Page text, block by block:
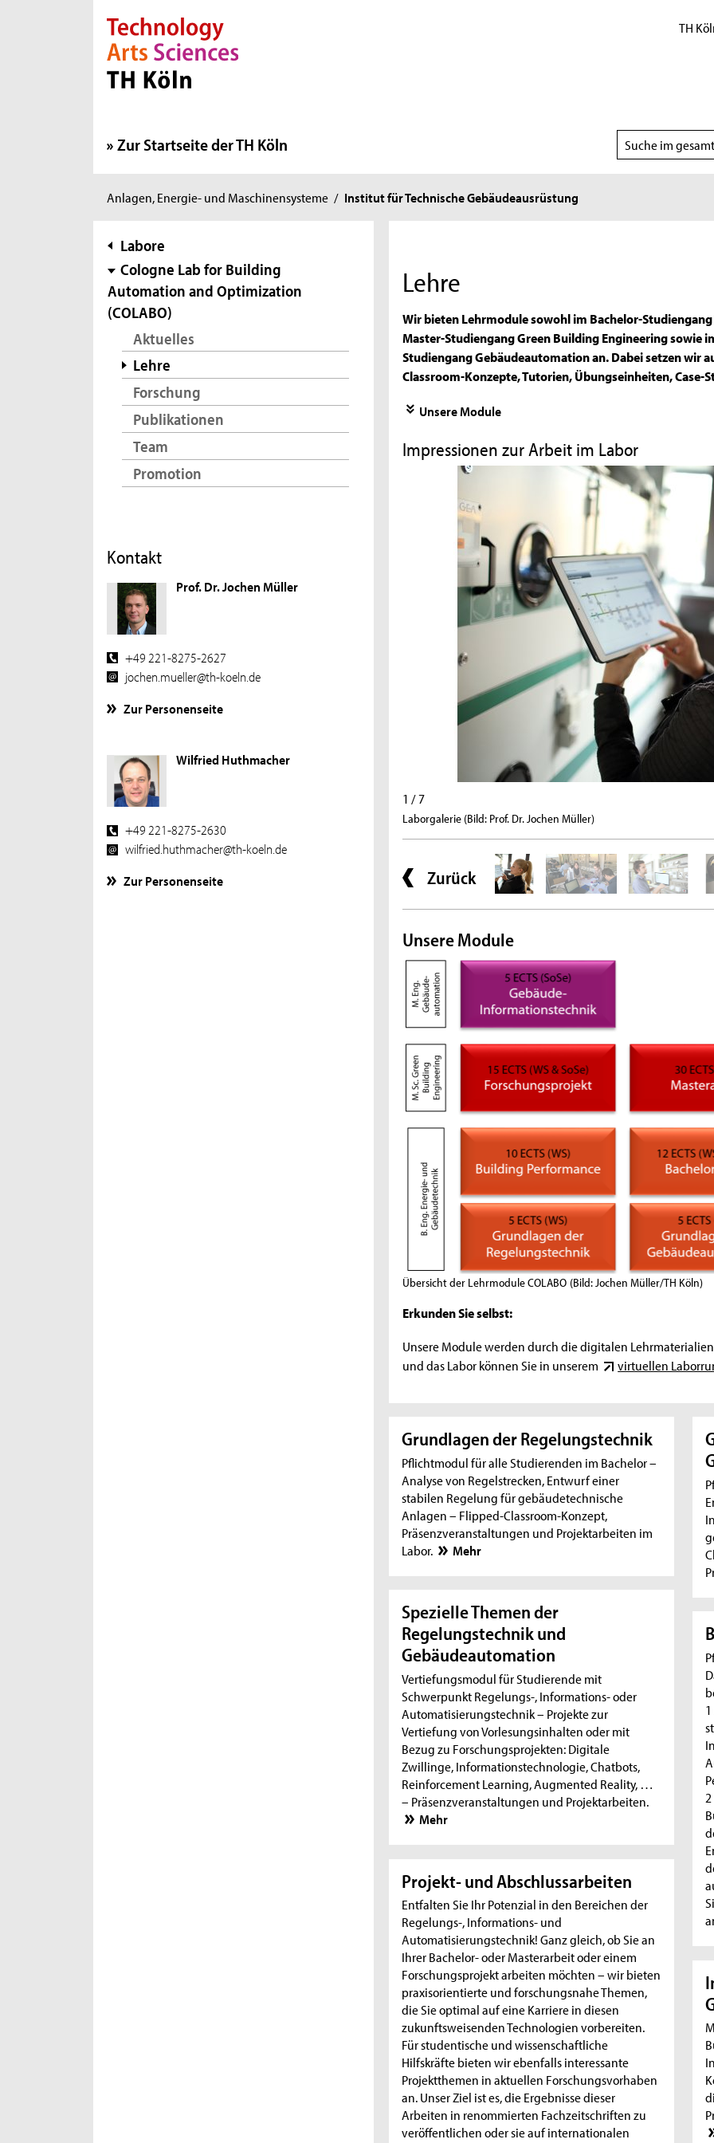
Direkt zur Hauptnavigation
Direkt zur Subnavigation
Direkt zum Inhalt
Direkt zum Fußbereich TH
Zur Startseite der TH Köln
Suchbereich
wählen
Sie
hier:
Anlagen, Energie- und Maschinensysteme / Institut für Technische Gebäudeausrüstung
Subnavigation
Labore
Cologne Lab for Building
Automation and Optimization
(COLABO)
Aktuelles
Lehre
Forschung
Publikationen
Team
Promotion
Kontakt
Prof. Dr. Jochen Müller
+49 221-8275-2627
jochen.mueller@th-koeln.de
Zur Personenseite
Wilfried Huthmacher
+49 221-8275-2630
wilfried.huthmacher@th-koeln.de
Zur Personenseite
Lehre
Wir bieten Lehrmodule sowohl im Bachelor-
Master-Studiengang Green Building Engineering sowie
Studiengang Gebäudeautomation an. Dabei setzen wir
Classroom-Konzepte, Tutorien, Übungseinheiten,
Unsere Module
Impressionen zur Arbeit im Labor
1 / 7
Laborgalerie (Bild: Prof. Dr. Jochen Müller)
Zurück
Unsere Module
Übersicht der Lehrmodule COLABO (Bild: Jochen Müller/TH Köln)
Erkunden Sie selbst:
Unsere Module werden durch die digitalen
und das Labor können Sie in unserem
virtuellen
Grundlagen der Regelungstechnik
Pflichtmodul für alle Studierenden im Bachelor –
Analyse von Regelstrecken, Entwurf einer
stabilen Regelung für gebäudetechnische
Anlagen – Flipped-Classroom-Konzept,
Präsenzveranstaltungen und Projektarbeiten im
Labor.
Mehr
Spezielle Themen der
Regelungstechnik und
Gebäudeautomation
Vertiefungsmodul für Studierende mit
Schwerpunkt Regelungs-, Informations- oder
Automatisierungstechnik – Projekte zur
Vertiefung von Vorlesungsinhalten oder mit
Bezug zu Forschungsprojekten: Digitale
Zwillinge, Informationstechnologie, Chatbots,
Reinforcement Learning, Augmented Reality, …
– Präsenzveranstaltungen und Projektarbeiten.
Mehr
Projekt- und Abschlussarbeiten
Entfalten Sie Ihr Potenzial in den Bereichen der
Regelungs-, Informations- und
Automatisierungstechnik! Ganz gleich, ob Sie an
Ihrer Bachelor- oder Masterarbeit oder einem
Forschungsprojekt arbeiten möchten – wir bieten
praxisorientierte und forschungsnahe Themen,
die Sie optimal auf eine Karriere in diesen
zukunftsweisenden Technologien vorbereiten.
Für studentische und wissenschaftliche
Hilfskräfte bieten wir ebenfalls interessante
Projektthemen in aktuellen Forschungsvorhaben
an. Unser Ziel ist es, die Ergebnisse dieser
Arbeiten in renommierten Fachzeitschriften zu
veröffentlichen oder sie auf internationalen